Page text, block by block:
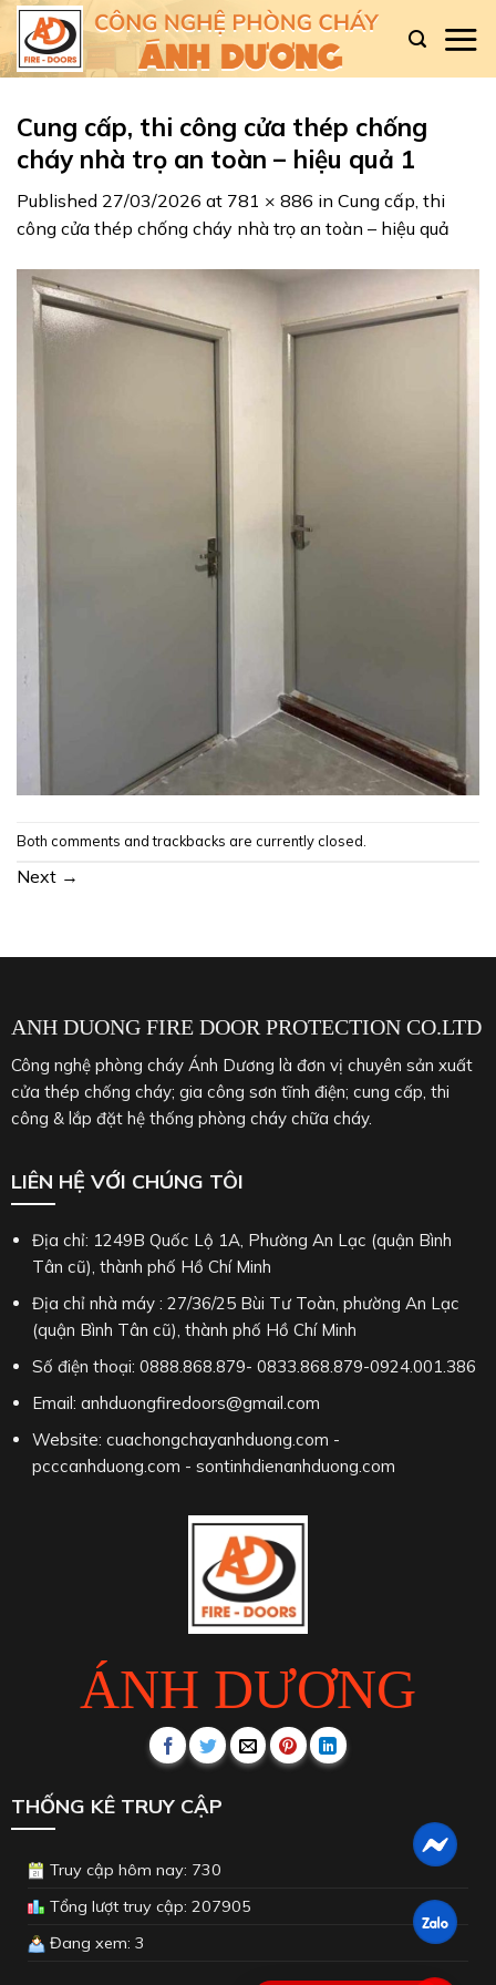
Skip
content
Cung cấp, thi công cửa thép chống
cháy nhà trọ an toàn – hiệu quả 1
Published 27/03/2026 at 781 × 886 in Cung cấp, thi
công cửa thép chống cháy nhà trọ an toàn – hiệu quả
Both comments and trackbacks are currently closed.
Next →
ANH DUONG FIRE DOOR PROTECTION CO.LTD
Công nghệ phòng cháy Ánh Dương là đơn vị chuyên sản xuất
cửa thép chống cháy; gia công sơn tĩnh điện; cung cấp, thi
công & lắp đặt hệ thống phòng cháy chữa cháy.
ÁNH DƯƠNG
LIÊN HỆ VỚI CHÚNG TÔI
Địa chỉ: 1249B Quốc Lộ 1A, Phường An Lạc (quận Bình
Tân cũ), thành phố Hồ Chí Minh
Địa chỉ nhà máy : 27/36/25 Bùi Tư Toàn, phường An Lạc
(quận Bình Tân cũ), thành phố Hồ Chí Minh
Số điện thoại: 0888.868.879- 0833.868.879-0924.001.386
Email: anhduongfiredoors@gmail.com
Website: cuachongchayanhduong.com -
pcccanhduong.com - sontinhdienanhduong.com
THỐNG KÊ TRUY CẬP
Truy cập hôm nay: 730
Tổng lượt truy cập: 207905
Đang xem: 3